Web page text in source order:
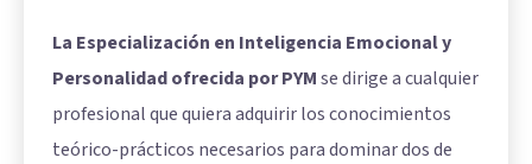
La Especialización en Inteligencia Emocional y
Personalidad ofrecida por PYMse dirige a cualquier
profesional que quiera adquirir los conocimientos
teórico-prácticos necesarios para dominar dos de